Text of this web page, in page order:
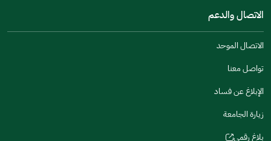
new
window)
window)
الاتصال والدعم
الاتصال الموحد
تواصل معنا
الإبلاغ عن فساد
زيارة الجامعة
بلاغ رقمي